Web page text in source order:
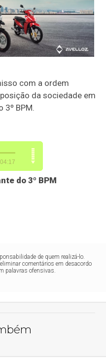
com a ordem
da sociedade em
BPM.
do 3º BPM
de quem realizá-lo.
comentários em desacordo
palavras ofensivas.